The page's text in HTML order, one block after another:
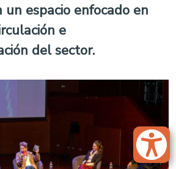
espacio enfocado en
e
del sector.